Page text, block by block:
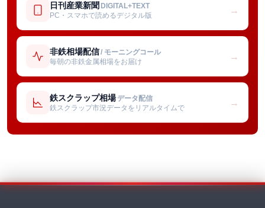
日刊産業新聞 DIGITAL+TEXT
PC・スマホで読めるデジタル版
→
非鉄相場配信/ モーニングコール
毎朝の非鉄金属相場をお届け
→
鉄スクラップ相場 データ配信
鉄スクラップ市況データをリアルタイムで
→